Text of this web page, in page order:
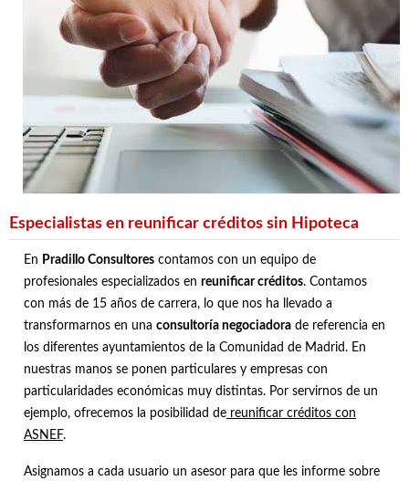
Especialistas en reunificar créditos sin Hipoteca
En Pradillo Consultores contamos con un equipo de
profesionales especializados en reunificar créditos. Contamos
con más de 15 años de carrera, lo que nos ha llevado a
transformarnos en una consultoría negociadora de referencia en
los diferentes ayuntamientos de la Comunidad de Madrid. En
nuestras manos se ponen particulares y empresas con
particularidades económicas muy distintas. Por servirnos de un
ejemplo, ofrecemos la posibilidad de reunificar créditos con
ASNEF.
Asignamos a cada usuario un asesor para que les informe sobre